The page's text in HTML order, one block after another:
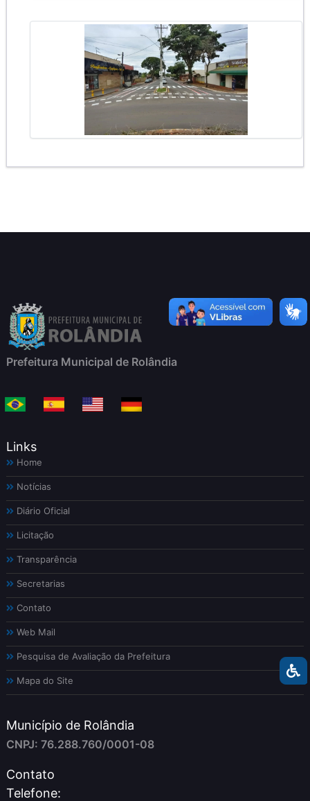
Prefeitura Municipal de Rolândia
Links
Home
Notícias
Diário Oficial
Licitação
Transparência
Secretarias
Contato
Web Mail
Pesquisa de Avaliação da Prefeitura
Mapa do Site
Município de Rolândia
CNPJ: 76.288.760/0001-08
Contato
Telefone: